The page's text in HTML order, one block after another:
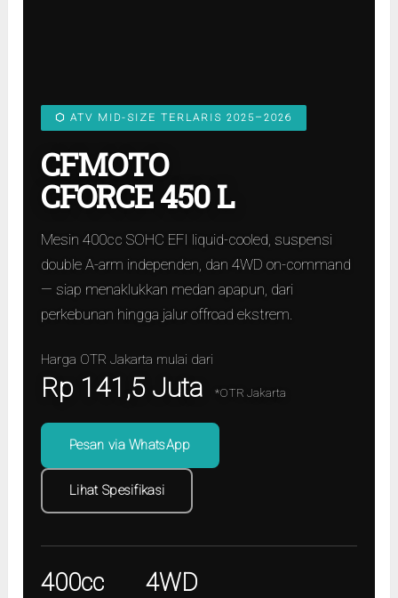
⬡ ATV MID-SIZE TERLARIS 2025–2026
CFMOTO
CFORCE 450 L
Mesin 400cc SOHC EFI liquid-cooled, suspensi
double A-arm independen, dan 4WD on-command
— siap menaklukkan medan apapun, dari
perkebunan hingga jalur offroad ekstrem.
Harga OTR Jakarta mulai dari
Rp 141,5 Juta *OTR Jakarta
Pesan via WhatsApp
Lihat Spesifikasi
400cc 4WD